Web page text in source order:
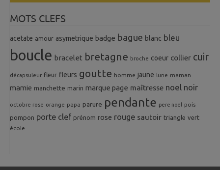
MOTS CLEFS
acetate amour asymetrique badge bague blanc bleu
boucle bracelet bretagne broche coeur collier cuir
décapsuleur fleur fleurs goutte homme jaune lune maman
mamie manchette marin marque page maîtresse noel noir
octobre rose orange papa parure pendante pere noel pois
pompon porte clef prénom rose rouge sautoir triangle vert
école